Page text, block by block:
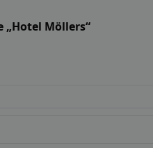
Möllers“